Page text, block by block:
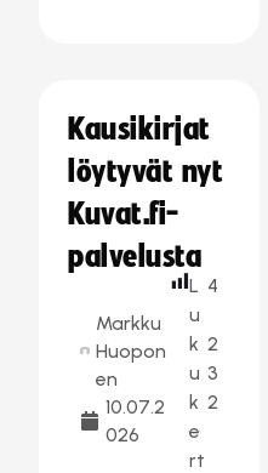
Kausikirjat
löytyvät nyt
Kuvat.fi-
palvelusta
Markku
Huopon
en
10.07.2
026
L
u
k
u
k
e
rt
4
2
3
2